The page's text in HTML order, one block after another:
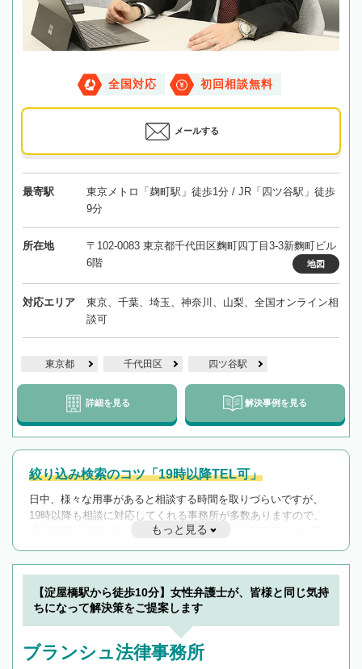
全国対応 初回相談無料
メールする
最寄駅
東京メトロ「麹町駅」徒歩1分 / JR「四ツ谷駅」徒歩
9分
所在地
〒102-0083 東京都千代田区麴町四丁目3-3新麴町ビル
6階
地図
対応エリア
東京、千葉、埼玉、神奈川、山梨、全国オンライン相
談可
東京都 千代田区 四ツ谷駅
詳細を見る 解決事例を見る
絞り込み検索のコツ「19時以降TEL可」
日中、様々な用事があると相談する時間を取りづらいですが、
19時以降も相談に対応してくれる事務所が多数ありますので、
遅い時間の相談が増えそうな場合はそのような事務所に絞り込
んで検索してみましょう。
19時以降TEL可の条件
を加えて再検索
もっと見る
【淀屋橋駅から徒歩10分】女性弁護士が、皆様と同じ気持
ちになって解決策をご提案します
ブランシュ法律事務所